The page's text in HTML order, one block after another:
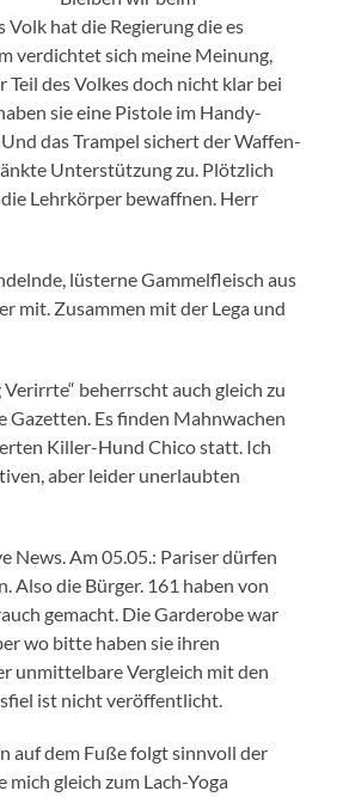
Volk hat die Regierung die es
verdichtet sich meine Meinung,
Teil des Volkes doch nicht klar bei
sie eine Pistole im Handy-
das Trampel sichert der Waffen-
Unterstützung zu. Plötzlich
Lehrkörper bewaffnen. Herr
lüsterne Gammelfleisch aus
mit. Zusammen mit der Lega und
Verirrte“ beherrscht auch gleich zu
Gazetten. Es finden Mahnwachen
Killer-Hund Chico statt. Ich
aber leider unerlaubten
News. Am 05.05.: Pariser dürfen
Also die Bürger. 161 haben von
gemacht. Die Garderobe war
wo bitte haben sie ihren
unmittelbare Vergleich mit den
ist nicht veröffentlicht.
auf dem Fuße folgt sinnvoll der
mich gleich zum Lach-Yoga